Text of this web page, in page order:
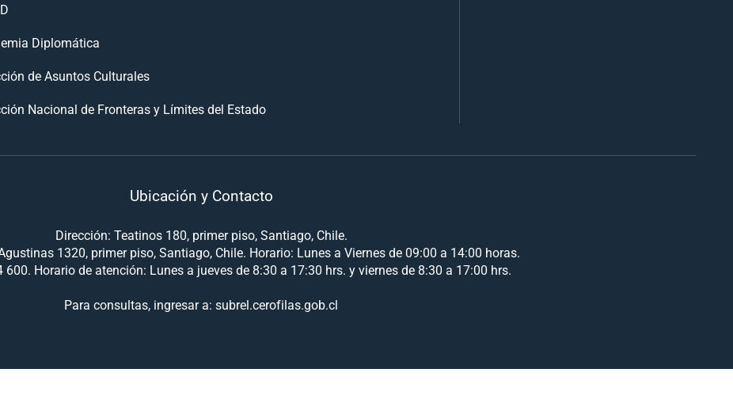
Diplomática
de Asuntos Culturales
Nacional de Fronteras y Límites del Estado
Ubicación y Contacto
Dirección: Teatinos 180, primer piso, Santiago, Chile.
1320, primer piso, Santiago, Chile. Horario: Lunes a Viernes de 09:00 a 14:00 horas.
600. Horario de atención: Lunes a jueves de 8:30 a 17:30 hrs. y viernes de 8:30 a 17:00 hrs.
Para consultas, ingresar a: subrel.cerofilas.gob.cl